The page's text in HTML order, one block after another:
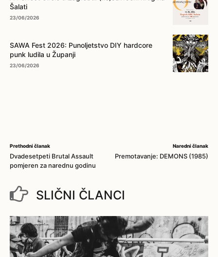
Šalati
23/06/2026
SAWA Fest 2026: Punoljetstvo DIY hardcore
punk ludila u Županji
23/06/2026
Prethodni članak
Dvadesetpeti Brutal Assault
pomjeren za narednu godinu
Naredni članak
Premotavanje: DEMONS (1985)
SLIČNI ČLANCI